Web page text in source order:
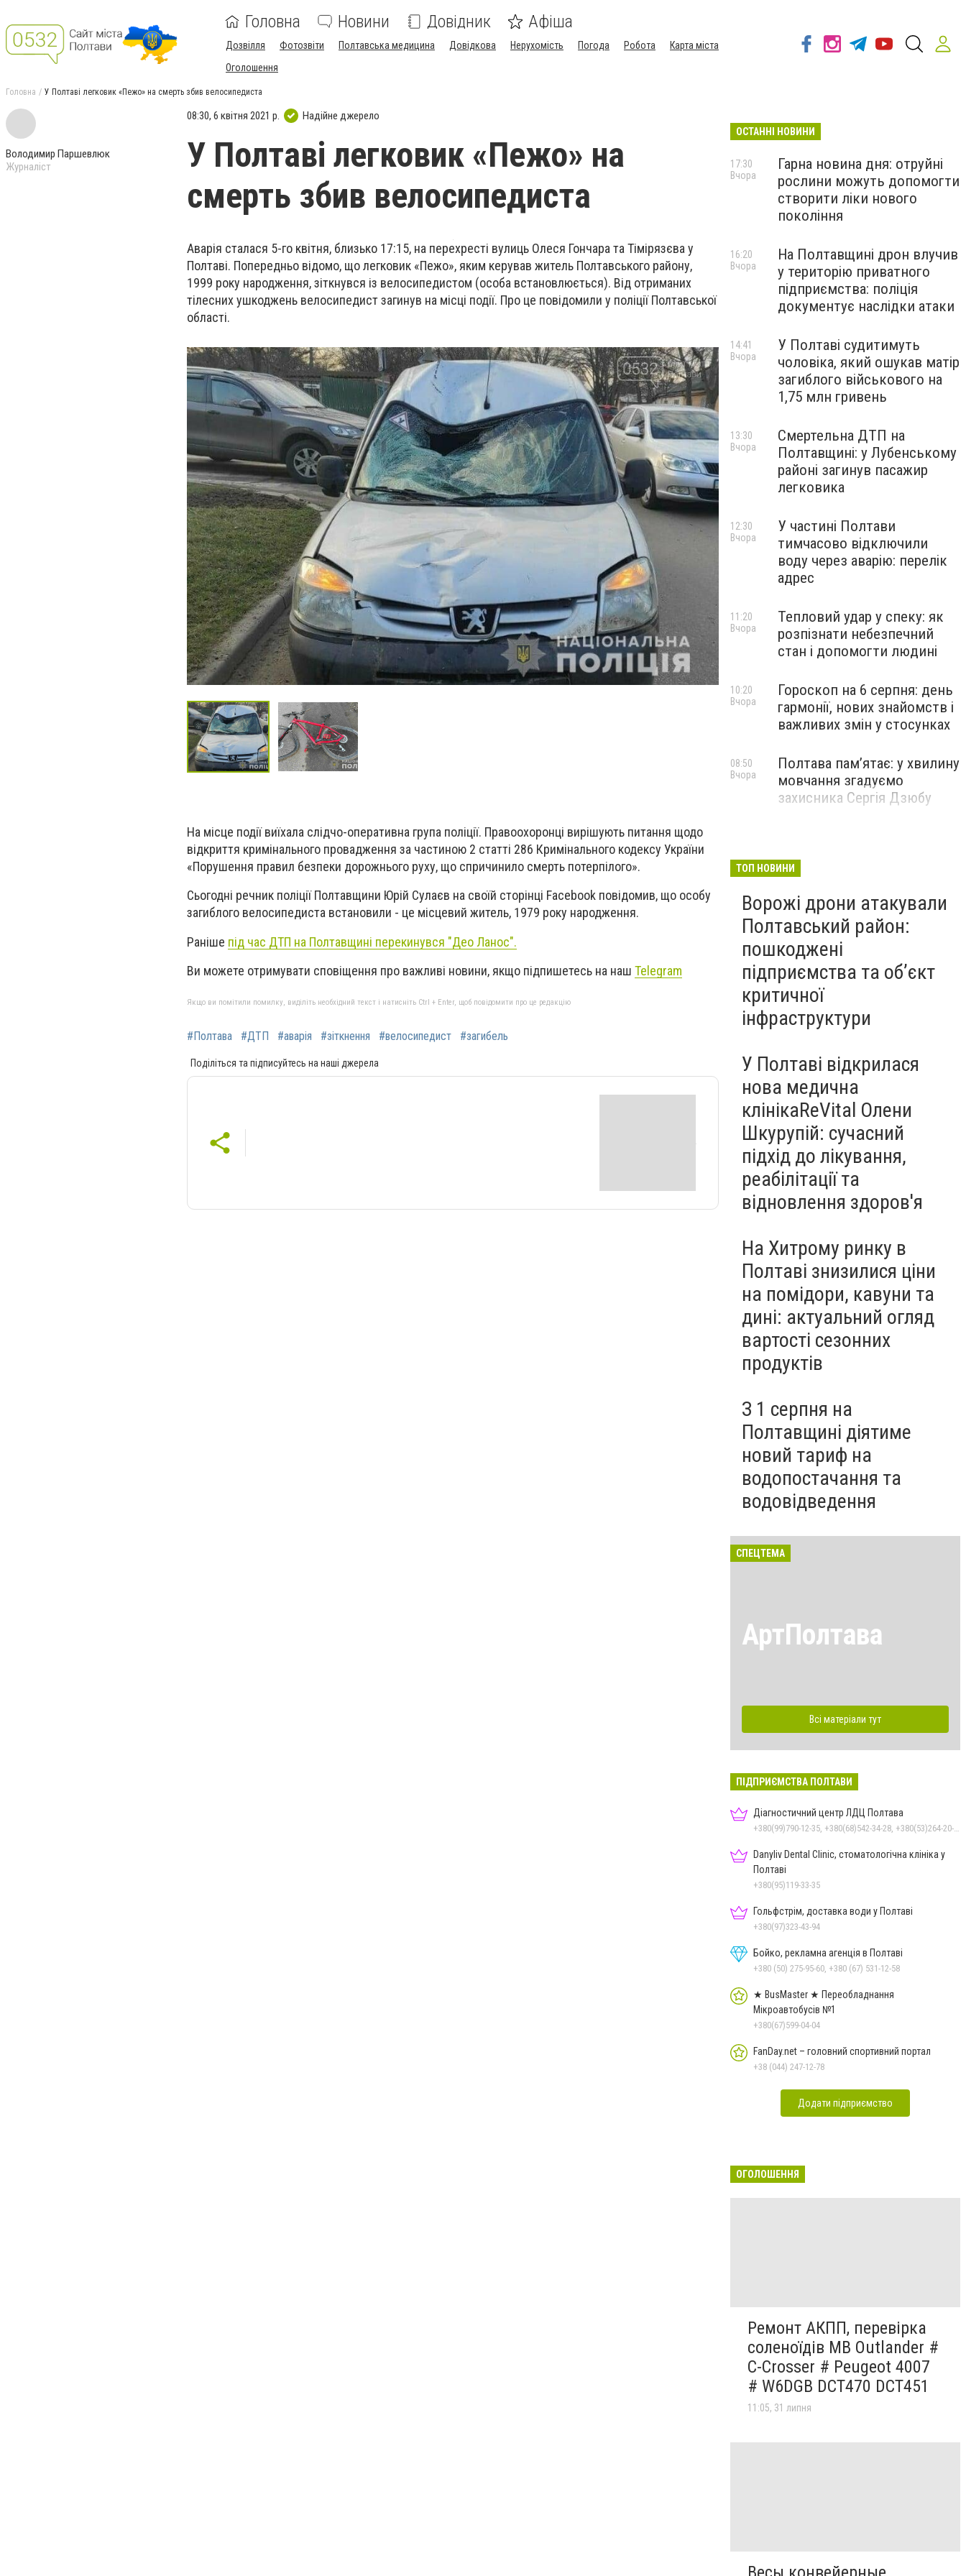
Головна Новини Довідник Афіша
Дозвілля Фотозвіти Полтавська медицина Довідкова Нерухомість Погода Робота
Карта міста
Оголошення
Головна У Полтаві легковик «Пежо» на смерть збив велосипедиста
Володимир Паршевлюк
Журналіст
08:30, 6 квітня 2021 р. Надійне джерело
У Полтаві легковик «Пежо» на
смерть збив велосипедиста
Аварія сталася 5-го квітня, близько 17:15, на перехресті вулиць Олеся Гончара та Тімірязєва у
Полтаві. Попередньо відомо, що легковик «Пежо», яким керував житель Полтавського району,
1999 року народження, зіткнувся із велосипедистом (особа встановлюється). Від отриманих
тілесних ушкоджень велосипедист загинув на місці події. Про це повідомили у поліції Полтавської
області.
На місце події виїхала слідчо-оперативна група поліції. Правоохоронці вирішують питання щодо
відкриття кримінального провадження за частиною 2 статті 286 Кримінального кодексу України
«Порушення правил безпеки дорожнього руху, що спричинило смерть потерпілого».
Сьогодні речник поліції Полтавщини Юрій Сулаєв на своїй сторінці Facebook повідомив, що особу
загиблого велосипедиста встановили - це місцевий житель, 1979 року народження.
Раніше під час ДТП на Полтавщині перекинувся "Део Ланос".
Ви можете отримувати сповіщення про важливі новини, якщо підпишетесь на наш Telegram
Якщо ви помітили помилку, виділіть необхідний текст і натисніть Ctrl + Enter, щоб повідомити про це редакцію
#Полтава #ДТП #аварія #зіткнення #велосипедист #загибель
Поділіться та підписуйтесь на наші джерела
ОСТАННІ НОВИНИ
Гарна новина дня: отруйні
рослини можуть допомогти
створити ліки нового
покоління
17:30
Вчора
На Полтавщині дрон влучив
у територію приватного
підприємства: поліція
документує наслідки атаки
16:20
Вчора
У Полтаві судитимуть
чоловіка, який ошукав матір
загиблого військового на
1,75 млн гривень
14:41
Вчора
Смертельна ДТП на
Полтавщині: у Лубенському
районі загинув пасажир
легковика
13:30
Вчора
У частині Полтави
тимчасово відключили
воду через аварію: перелік
адрес
12:30
Вчора
Тепловий удар у спеку: як
розпізнати небезпечний
стан і допомогти людині
11:20
Вчора
Гороскоп на 6 серпня: день
гармонії, нових знайомств і
важливих змін у стосунках
10:20
Вчора
Полтава пам’ятає: у хвилину
мовчання згадуємо
захисника Сергія Дзюбу
08:50
Вчора
ТОП НОВИНИ
Ворожі дрони атакували
Полтавський район:
пошкоджені
підприємства та об’єкт
критичної
інфраструктури
У Полтаві відкрилася
нова медична
клінікаReVital Олени
Шкурупій: сучасний
підхід до лікування,
реабілітації та
відновлення здоров'я
На Хитрому ринку в
Полтаві знизилися ціни
на помідори, кавуни та
дині: актуальний огляд
вартості сезонних
продуктів
З 1 серпня на
Полтавщині діятиме
новий тариф на
водопостачання та
водовідведення
СПЕЦТЕМА
АртПолтава
Всі матеріали тут
ПІДПРИЄМСТВА ПОЛТАВИ
Діагностичний центр ЛДЦ Полтава
Danyliv Dental Clinic, стоматологічна клініка у
Полтаві
+380(95)119-33-35
Гольфстрім, доставка води у Полтаві
+380(97)323-43-94
Бойко, рекламна агенція в Полтаві
+380 (50) 275-95-60, +380 (67) 531-12-58
★ BusMaster ★ Переобладнання
Мікроавтобусів №1
+380(67)599-04-04
FanDay.net – головний спортивний портал
+38 (044) 247-12-78
Додати підприємство
ОГОЛОШЕННЯ
Ремонт АКПП, перевірка
соленоїдів MB Outlander #
C-Crosser # Peugeot 4007
# W6DGB DCT470 DCT451
11:05, 31 липня